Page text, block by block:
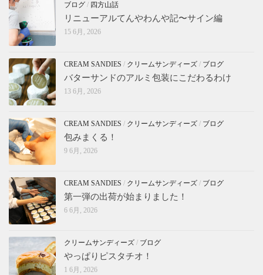
ブログ / 四方山話
リニューアルてんやわんや記〜サイン編
15 6月, 2026
CREAM SANDIES / クリームサンディーズ / ブログ
バターサンドのアルミ包装にこだわるわけ
13 6月, 2026
CREAM SANDIES / クリームサンディーズ / ブログ
包みまくる！
9 6月, 2026
CREAM SANDIES / クリームサンディーズ / ブログ
第一弾の出荷が始まりました！
6 6月, 2026
クリームサンディーズ / ブログ
やっぱりピスタチオ！
1 6月, 2026